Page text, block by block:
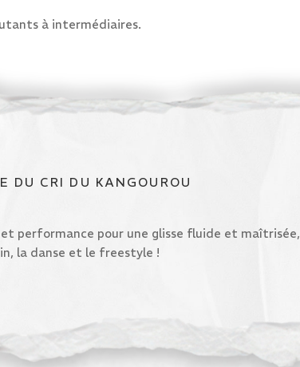
à intermédiaires.
DU CRI DU KANGOUROU
performance pour une glisse fluide et maîtrisée,
la danse et le freestyle !